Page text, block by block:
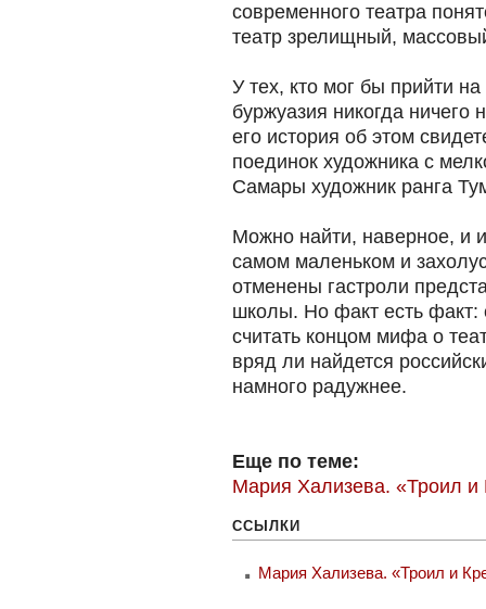
современного театра
театр зрелищный,
У тех, кто мог бы прийти
буржуазия никогда ничего
его история об этом
поединок художника с
Самары художник ранга
Можно найти, наверное, и
самом маленьком и
отменены гастроли
школы. Но факт есть факт:
считать концом мифа о
вряд ли найдется
намного радужнее.
Еще по теме:
Мария Хализева. «Троил и
ССЫЛКИ
Мария Хализева. «Троил и